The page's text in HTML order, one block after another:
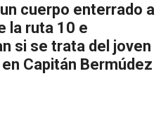
cuerpo enterrado a
la ruta 10 e
si se trata del joven
Capitán Bermúdez